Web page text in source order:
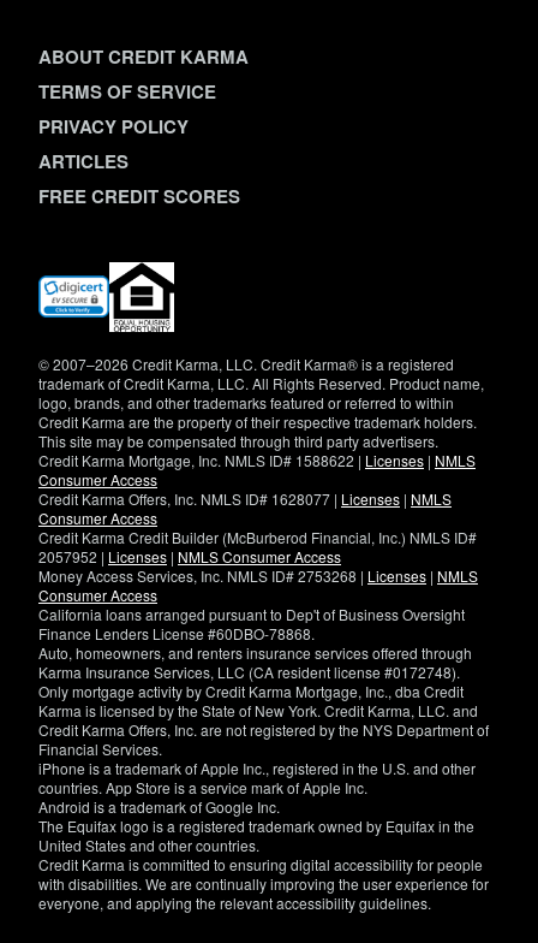
ABOUT CREDIT KARMA
TERMS OF SERVICE
PRIVACY POLICY
ARTICLES
FREE CREDIT SCORES
(opens
new
© 2007–2026 Credit Karma, LLC. Credit Karma® is a registered
trademark of Credit Karma, LLC. All Rights Reserved. Product name,
logo, brands, and other trademarks featured or referred to within
Credit Karma are the property of their respective trademark holders.
This site may be compensated through third party advertisers.
Credit Karma Mortgage, Inc. NMLS ID# 1588622 | Licenses | NMLS
Consumer Access
Credit Karma Offers, Inc. NMLS ID# 1628077 | Licenses | NMLS
Consumer Access
Credit Karma Credit Builder (McBurberod Financial, Inc.) NMLS ID#
2057952 | Licenses | NMLS Consumer Access
Money Access Services, Inc. NMLS ID# 2753268 | Licenses | NMLS
Consumer Access
California loans arranged pursuant to Dep't of Business Oversight
Finance Lenders License #60DBO-78868.
Auto, homeowners, and renters insurance services offered through
Karma Insurance Services, LLC (CA resident license #0172748).
Only mortgage activity by Credit Karma Mortgage, Inc., dba Credit
Karma is licensed by the State of New York. Credit Karma, LLC. and
Credit Karma Offers, Inc. are not registered by the NYS Department of
Financial Services.
iPhone is a trademark of Apple Inc., registered in the U.S. and other
countries. App Store is a service mark of Apple Inc.
Android is a trademark of Google Inc.
The Equifax logo is a registered trademark owned by Equifax in the
United States and other countries.
Credit Karma is committed to ensuring digital accessibility for people
with disabilities. We are continually improving the user experience for
everyone, and applying the relevant accessibility guidelines.